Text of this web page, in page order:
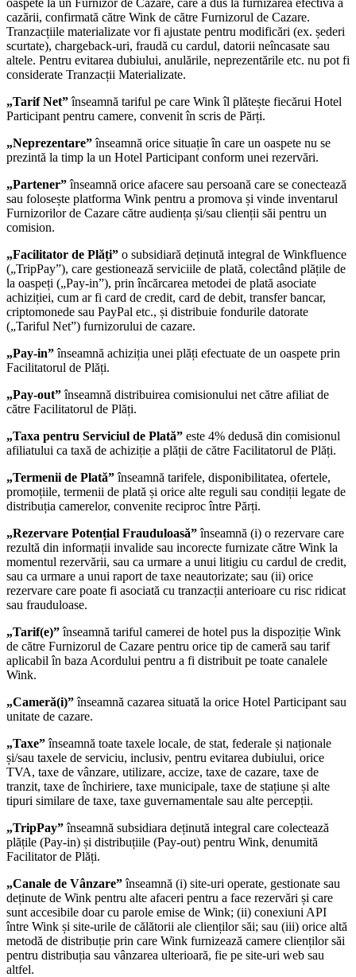
cazării, confirmată către Wink de către Furnizorul de Cazare.
Tranzacțiile materializate vor fi ajustate pentru modificări (ex. șederi
scurtate), chargeback-uri, fraudă cu cardul, datorii neîncasate sau
altele. Pentru evitarea dubiului, anulările, neprezentările etc. nu pot fi
considerate Tranzacții Materializate.
„Tarif Net”înseamnă tariful pe care Wink îl plătește fiecărui Hotel
Participant pentru camere, convenit în scris de Părți.
„Neprezentare”înseamnă orice situație în care un oaspete nu se
prezintă la timp la un Hotel Participant conform unei rezervări.
„Partener”înseamnă orice afacere sau persoană care se conectează
sau folosește platforma Wink pentru a promova și vinde inventarul
Furnizorilor de Cazare către audiența și/sau clienții săi pentru un
comision.
„Facilitator de Plăți” o subsidiară deținută integral de Winkfluence
(„TripPay”), care gestionează serviciile de plată, colectând plățile de
la oaspeți („Pay-in”), prin încărcarea metodei de plată asociate
achiziției, cum ar fi card de credit, card de debit, transfer bancar,
criptomonede sau PayPal etc., și distribuie fondurile datorate
(„Tariful Net”) furnizorului de cazare.
„Pay-in”înseamnă achiziția unei plăți efectuate de un oaspete prin
Facilitatorul de Plăți.
„Pay-out”înseamnă distribuirea comisionului net către afiliat de
către Facilitatorul de Plăți.
„Taxa pentru Serviciul de Plată” este 4% dedusă din comisionul
afiliatului ca taxă de achiziție a plății de către Facilitatorul de Plăți.
„Termenii de Plată”înseamnă tarifele, disponibilitatea, ofertele,
promoțiile, termenii de plată și orice alte reguli sau condiții legate de
distribuția camerelor, convenite reciproc între Părți.
„Rezervare Potențial Frauduloasă”înseamnă (i) o rezervare care
rezultă din informații invalide sau incorecte furnizate către Wink la
momentul rezervării, sau ca urmare a unui litigiu cu cardul de credit,
sau ca urmare a unui raport de taxe neautorizate; sau (ii) orice
rezervare care poate fi asociată cu tranzacții anterioare cu risc ridicat
sau frauduloase.
„Tarif(e)”înseamnă tariful camerei de hotel pus la dispoziție Wink
de către Furnizorul de Cazare pentru orice tip de cameră sau tarif
aplicabil în baza Acordului pentru a fi distribuit pe toate canalele
Wink.
„Cameră(i)”înseamnă cazarea situată la orice Hotel Participant sau
unitate de cazare.
„Taxe”înseamnă toate taxele locale, de stat, federale și naționale
și/sau taxele de serviciu, inclusiv, pentru evitarea dubiului, orice
TVA, taxe de vânzare, utilizare, accize, taxe de cazare, taxe de
tranzit, taxe de închiriere, taxe municipale, taxe de stațiune și alte
tipuri similare de taxe, taxe guvernamentale sau alte percepții.
„TripPay”înseamnă subsidiara deținută integral care colectează
plățile (Pay-in) și distribuțiile (Pay-out) pentru Wink, denumită
Facilitator de Plăți.
„Canale de Vânzare”înseamnă (i) site-uri operate, gestionate sau
deținute de Wink pentru alte afaceri pentru a face rezervări și care
sunt accesibile doar cu parole emise de Wink; (ii) conexiuni API
între Wink și site-urile de călătorii ale clienților săi; sau (iii) orice altă
metodă de distribuție prin care Wink furnizează camere clienților săi
pentru distribuția sau vânzarea ulterioară, fie pe site-uri web sau
altfel.